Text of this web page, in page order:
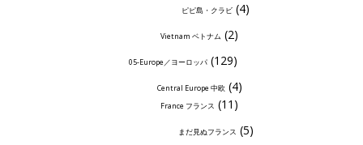
ピピ島・クラビ (4)
Vietnam ベトナム (2)
05-Europe／ヨーロッパ (129)
Central Europe 中欧 (4)
France フランス (11)
まだ見ぬフランス (5)